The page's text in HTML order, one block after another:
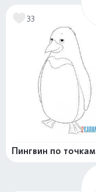
33
Пингвин по точкам